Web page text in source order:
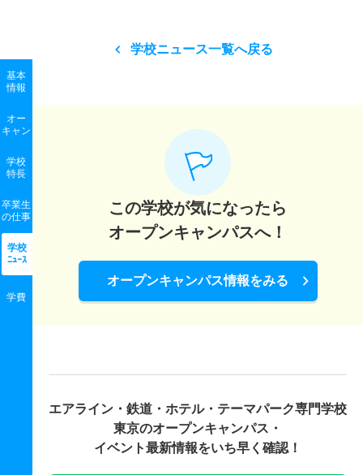
基本
情報
オー
キャン
学校
特長
卒業生
の仕事
学校
ﾆｭｰｽ
学費
学校ニュース一覧へ戻る
この学校が気になったら
オープンキャンパスへ！
オープンキャンパス情報をみる
エアライン・鉄道・ホテル・テーマパーク専門学校
東京のオープンキャンパス・
イベント最新情報をいち早く確認！